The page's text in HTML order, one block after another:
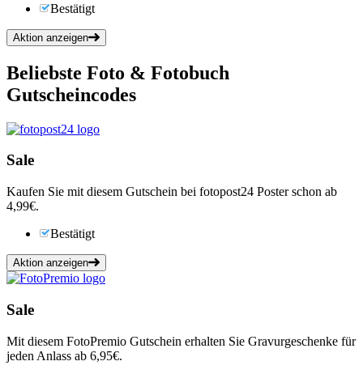
Bestätigt
Aktion anzeigen
Beliebste Foto & Fotobuch
Gutscheincodes
Sale
Kaufen Sie mit diesem Gutschein bei fotopost24 Poster schon ab
4,99€.
Bestätigt
Aktion anzeigen
Sale
Mit diesem FotoPremio Gutschein erhalten Sie Gravurgeschenke für
jeden Anlass ab 6,95€.